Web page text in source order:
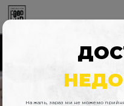
На жаль, зараз ми не можемо